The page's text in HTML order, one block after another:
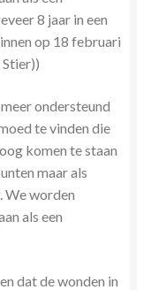
8 jaar in een
op 18 februari
ondersteund
te vinden die
komen te staan
maar als
We worden
als een
dat de wonden in